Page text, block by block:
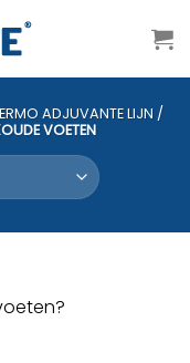
ADJUVANTE LIJN /
VOETEN